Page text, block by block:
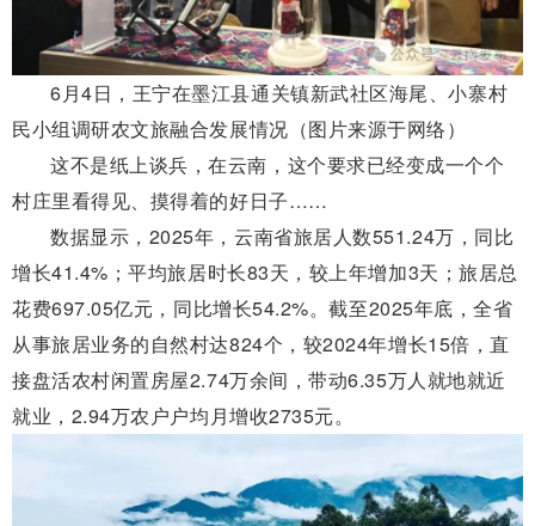
6月4日，王宁在墨江县通关镇新武社区海尾、小寨村
民小组调研农文旅融合发展情况（图片来源于网络）
这不是纸上谈兵，在云南，这个要求已经变成一个个
村庄里看得见、摸得着的好日子……
数据显示，2025年，云南省旅居人数551.24万，同比
增长41.4%；平均旅居时长83天，较上年增加3天；旅居总
花费697.05亿元，同比增长54.2%。截至2025年底，全省
从事旅居业务的自然村达824个，较2024年增长15倍，直
接盘活农村闲置房屋2.74万余间，带动6.35万人就地就近
就业，2.94万农户户均月增收2735元。